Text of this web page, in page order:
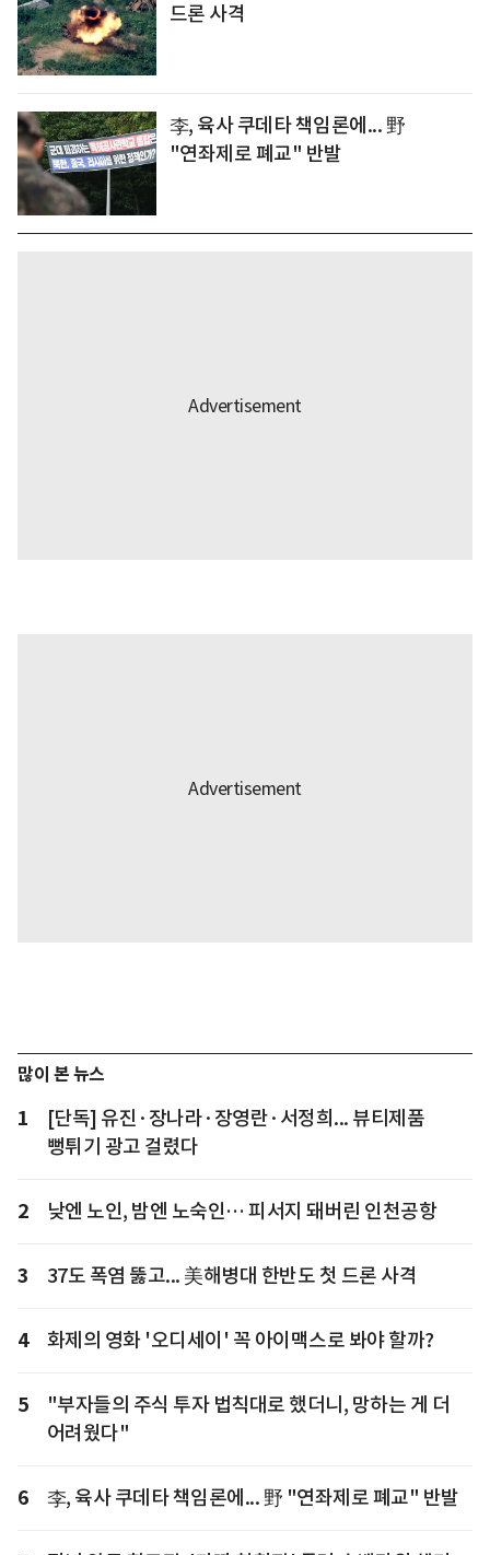
드론 사격
李, 육사 쿠데타 책임론에... 野
"연좌제로 폐교" 반발
많이 본 뉴스
1
[단독] 유진·장나라·장영란·서정희... 뷰티제품
뻥튀기 광고 걸렸다
2 낮엔 노인, 밤엔 노숙인… 피서지 돼버린 인천공항
3 37도 폭염 뚫고... 美해병대 한반도 첫 드론 사격
4 화제의 영화 '오디세이' 꼭 아이맥스로 봐야 할까?
5
"부자들의 주식 투자 법칙대로 했더니, 망하는 게 더
어려웠다"
6 李, 육사 쿠데타 책임론에... 野 "연좌제로 폐교" 반발